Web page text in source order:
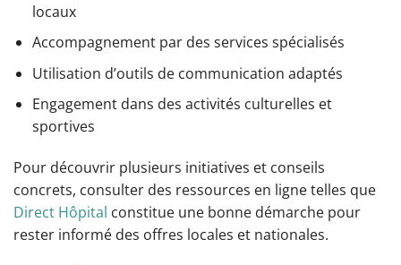
locaux
Accompagnement par des services spécialisés
Utilisation d’outils de communication adaptés
Engagement dans des activités culturelles et
sportives
Pour découvrir plusieurs initiatives et conseils
concrets, consulter des ressources en ligne telles que
Direct Hôpital constitue une bonne démarche pour
rester informé des offres locales et nationales.